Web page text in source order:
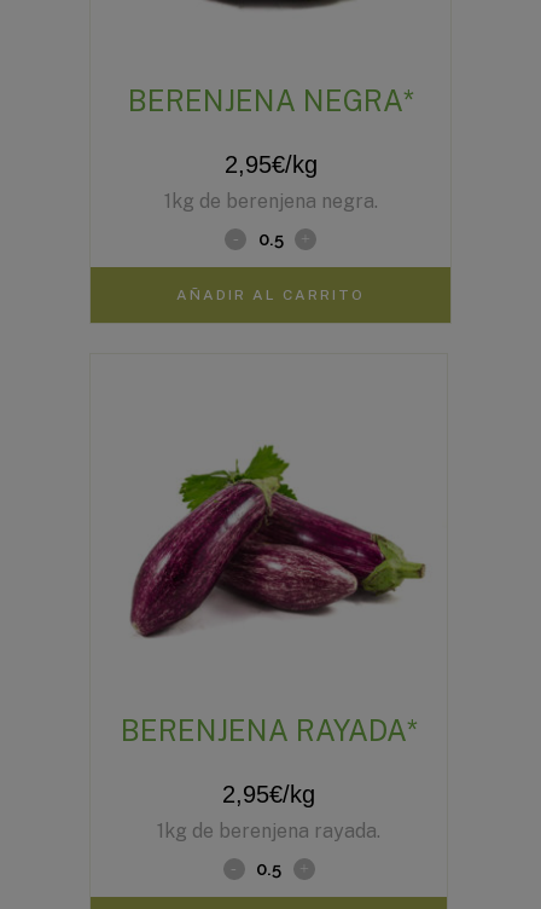
AÑADIR AL CARRITO
BERENJENA NEGRA*
2,95€/kg
1kg de berenjena negra.
BERENJENA RAYADA*
2,95€/kg
1kg de berenjena rayada.